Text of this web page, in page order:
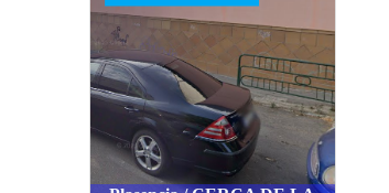
Malpartida de Cáceres /